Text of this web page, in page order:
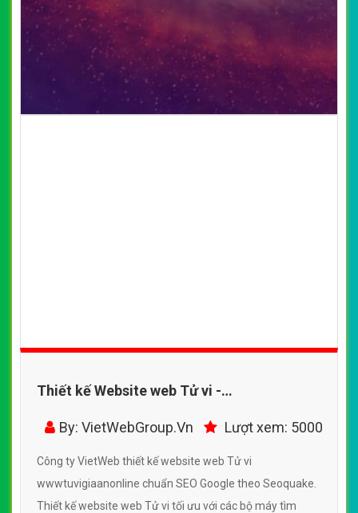
Thiết kế Website web Tử vi -
wwwtuvigiaanonline
By: VietWebGroup.Vn Lượt xem: 5000
Công ty VietWeb thiết kế website web Tử vi
wwwtuvigiaanonline chuẩn SEO Google theo Seoquake.
Thiết kế website web Tử vi tối ưu với các bộ máy tìm